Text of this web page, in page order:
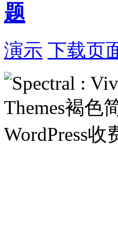
题
演示 下载页